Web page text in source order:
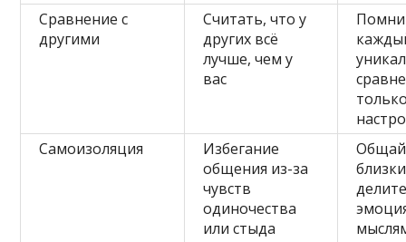
Сравнение с
другими
Считать, что у
других всё
лучше, чем у
вас
Самоизоляция
Избегание
общения из-за
чувств
одиночества
или стыда